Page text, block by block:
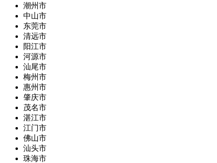
潮州市
中山市
东莞市
清远市
阳江市
河源市
汕尾市
梅州市
惠州市
肇庆市
茂名市
湛江市
江门市
佛山市
汕头市
珠海市